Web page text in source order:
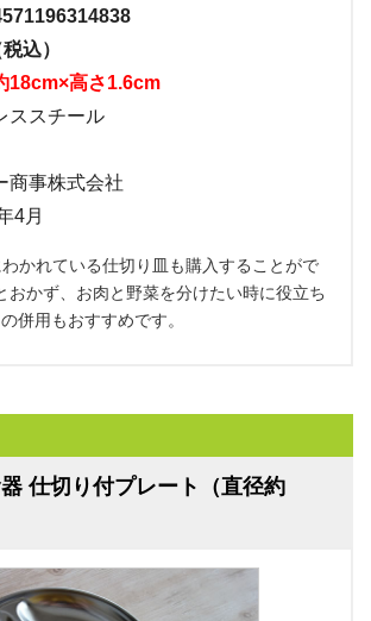
込）
18cm×高さ1.6cm
ススチール
商事株式会社
4月
かれている仕切り皿も購入することがで
おかず、お肉と野菜を分けたい時に役立ち
併用もおすすめです。
仕切り付プレート（直径約